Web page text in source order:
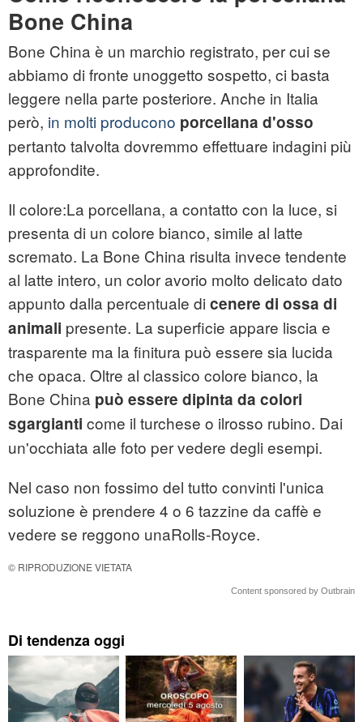
Bone China
Bone China è un marchio registrato, per cui se
abbiamo di fronte unoggetto sospetto, ci basta
leggere nella parte posteriore. Anche in Italia
però, in molti producono porcellana d'osso
pertanto talvolta dovremmo effettuare indagini più
approfondite.
Il colore:La porcellana, a contatto con la luce, si
presenta di un colore bianco, simile al latte
scremato. La Bone China risulta invece tendente
al latte intero, un color avorio molto delicato dato
appunto dalla percentuale di cenere di ossa di
animali presente. La superficie appare liscia e
trasparente ma la finitura può essere sia lucida
che opaca. Oltre al classico colore bianco, la
Bone China può essere dipinta da colori
sgargianti come il turchese o ilrosso rubino. Dai
un'occhiata alle foto per vedere degli esempi.
Nel caso non fossimo del tutto convinti l'unica
soluzione è prendere 4 o 6 tazzine da caffè e
vedere se reggono unaRolls-Royce.
© RIPRODUZIONE VIETATA
Content sponsored by Outbrain
Di tendenza oggi